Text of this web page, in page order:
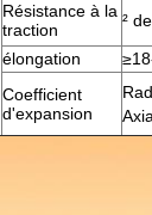
Résistance à la
traction
²
élongation
Coefficient
d'expansion